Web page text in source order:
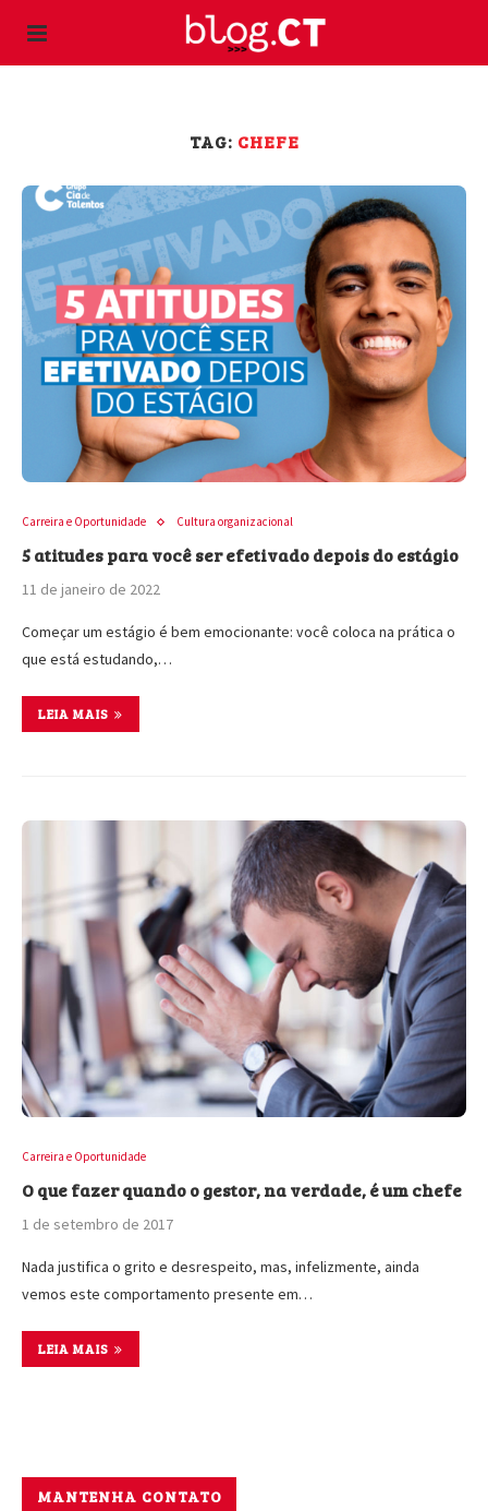
TAG: CHEFE
Carreira e Oportunidade Cultura organizacional
5 atitudes para você ser efetivado depois do estágio
11 de janeiro de 2022
Começar um estágio é bem emocionante: você coloca na prática o
que está estudando,…
LEIA MAIS
Carreira e Oportunidade
O que fazer quando o gestor, na verdade, é um chefe
1 de setembro de 2017
Nada justifica o grito e desrespeito, mas, infelizmente, ainda
vemos este comportamento presente em…
LEIA MAIS
MANTENHA CONTATO